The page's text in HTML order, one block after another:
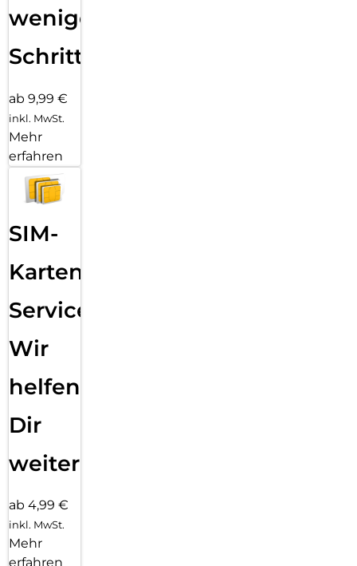
wenigen
Schritten
ab 9,99 €
inkl. MwSt.
Mehr
erfahren
SIM-
Karten
Service:
Wir
helfen
Dir
weiter
ab 4,99 €
inkl. MwSt.
Mehr
erfahren